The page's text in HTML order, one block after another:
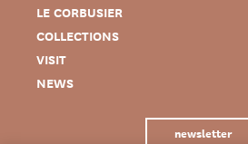
LE CORBUSIER
COLLECTIONS
VISIT
NEWS
newsletter